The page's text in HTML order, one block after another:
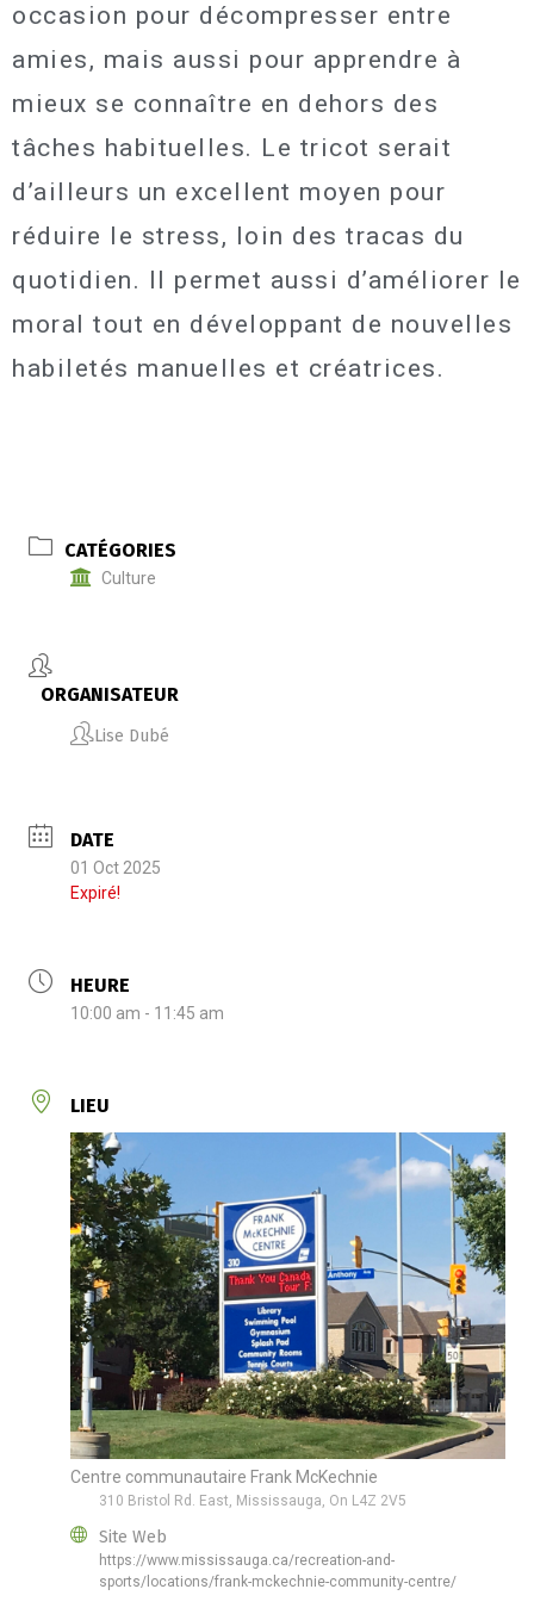
occasion pour décompresser entre
amies, mais aussi pour apprendre à
mieux se connaître en dehors des
tâches habituelles. Le tricot serait
d’ailleurs un excellent moyen pour
réduire le stress, loin des tracas du
quotidien. Il permet aussi d’améliorer le
moral tout en développant de nouvelles
habiletés manuelles et créatrices.
CATÉGORIES
Culture
ORGANISATEUR
Lise Dubé
DATE
01 Oct 2025
Expiré!
HEURE
10:00 am - 11:45 am
LIEU
Centre communautaire Frank McKechnie
310 Bristol Rd. East, Mississauga, On L4Z 2V5
Site Web
https://www.mississauga.ca/recreation-and-
sports/locations/frank-mckechnie-community-centre/